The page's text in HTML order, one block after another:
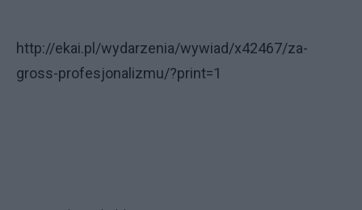
http://ekai.pl/wydarzenia/wywiad/x42467/za-
gross-profesjonalizmu/?print=1